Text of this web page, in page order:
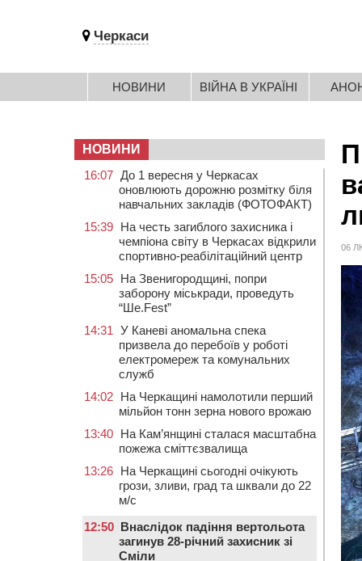
Черкаси
НОВИНИ ВІЙНА В УКРАЇНІ
06
НОВИНИ
16:07 До 1 вересня у Черкасах
оновлюють дорожню розмітку біля
навчальних закладів (ФОТОФАКТ)
15:39 На честь загиблого захисника і
чемпіона світу в Черкасах відкрили
спортивно-реабілітаційний центр
15:05 На Звенигородщині, попри
заборону міськради, проведуть
“Ше.Fest”
14:31 У Каневі аномальна спека
призвела до перебоїв у роботі
електромереж та комунальних
служб
14:02 На Черкащині намолотили перший
мільйон тонн зерна нового врожаю
13:40 На Кам’янщині сталася масштабна
пожежа сміттєзвалища
13:26 На Черкащині сьогодні очікують
грози, зливи, град та шквали до 22
м/с
12:50 Внаслідок падіння вертольота
загинув 28-річний захисник зі
Сміли